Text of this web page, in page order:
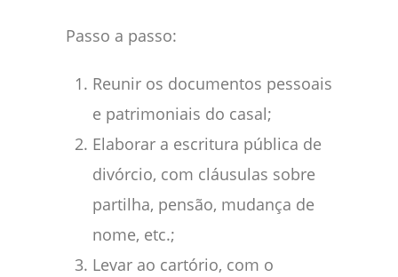
Passo a passo:
Reunir os documentos pessoais
e patrimoniais do casal;
Elaborar a escritura pública de
divórcio, com cláusulas sobre
partilha, pensão, mudança de
nome, etc.;
Levar ao cartório, com o